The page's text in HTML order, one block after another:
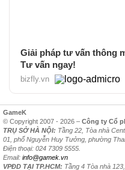
Giải pháp tư vấn thông
Tư vấn ngay!
bizfly.vn
GameK
© Copyright 2007 - 2026 – Công ty Cổ
TRỤ SỞ HÀ NỘI: Tầng 22, Tòa nhà
01, phố Nguyễn Huy Tưởng, phường
Điện thoại: 024 7309 5555.
Email: info@gamek.vn
VPĐD TẠI TP.HCM: Tầng 4 Tòa nhà